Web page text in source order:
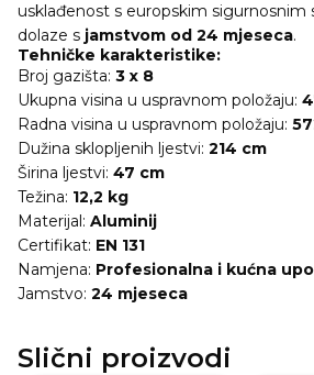
usklađenost s europskim sigurnosnim
dolaze s jamstvom od 24 mjeseca.
Tehničke karakteristike:
Broj gazišta: 3 x 8
Ukupna visina u uspravnom položaju:
Radna visina u uspravnom položaju:
Dužina sklopljenih ljestvi: 214 cm
Širina ljestvi: 47 cm
Težina: 12,2 kg
Materijal: Aluminij
Certifikat: EN 131
Namjena: Profesionalna i kućna
Jamstvo: 24 mjeseca
Slični proizvodi